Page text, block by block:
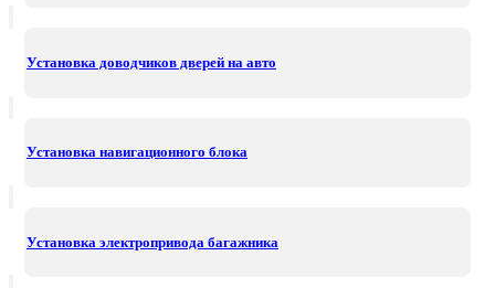
Установка доводчиков дверей на авто
Установка навигационного блока
Установка электропривода багажника